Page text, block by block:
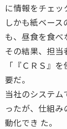
に情報をチェッ
しかも紙ベー
も、昼食を食べ
その結果、担当
「『ＣＲＳ』
要だ。
当社のシステ
ったが、仕組み
動化でき た。